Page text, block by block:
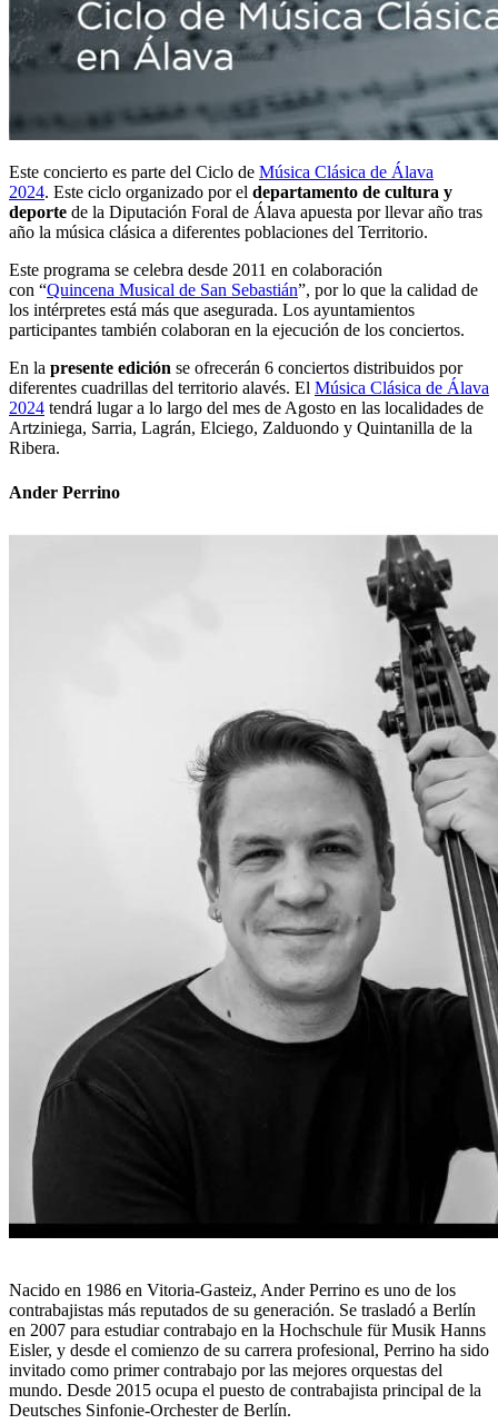
Este concierto es parte del Ciclo de Música Clásica de Álava
2024. Este ciclo organizado por el departamento de cultura y
deporte de la Diputación Foral de Álava apuesta por llevar año tras
año la música clásica a diferentes poblaciones del Territorio.
Este programa se celebra desde 2011 en colaboración
con “Quincena Musical de San Sebastián”, por lo que la calidad de
los intérpretes está más que asegurada. Los ayuntamientos
participantes también colaboran en la ejecución de los conciertos.
En la presente edición se ofrecerán 6 conciertos distribuidos por
diferentes cuadrillas del territorio alavés. El Música Clásica de Álava
2024 tendrá lugar a lo largo del mes de Agosto en las localidades de
Artziniega, Sarria, Lagrán, Elciego, Zalduondo y Quintanilla de la
Ribera.
Ander Perrino
Nacido en 1986 en Vitoria-Gasteiz, Ander Perrino es uno de los
contrabajistas más reputados de su generación. Se trasladó a Berlín
en 2007 para estudiar contrabajo en la Hochschule für Musik Hanns
Eisler, y desde el comienzo de su carrera profesional, Perrino ha sido
invitado como primer contrabajo por las mejores orquestas del
mundo. Desde 2015 ocupa el puesto de contrabajista principal de la
Deutsches Sinfonie-Orchester de Berlín.